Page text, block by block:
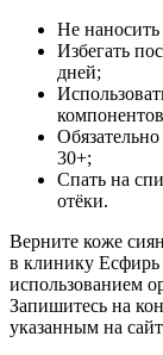
Не наносить
Избегать
дней;
30+;
Спать на
отёки.
Верните коже
в клинику Есфирь
использованием
Запишитесь на
указанным на